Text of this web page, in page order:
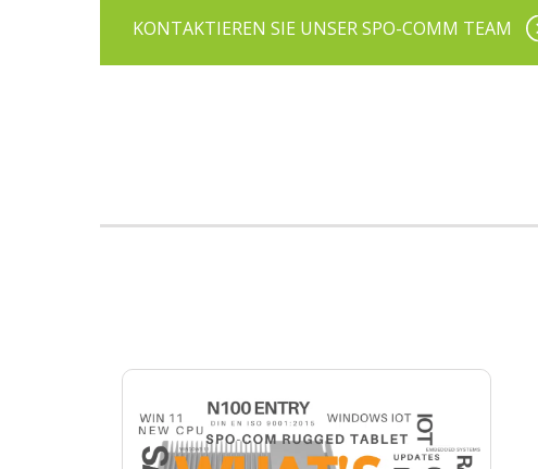
KONTAKTIEREN SIE UNSER SPO-COMM TEAM